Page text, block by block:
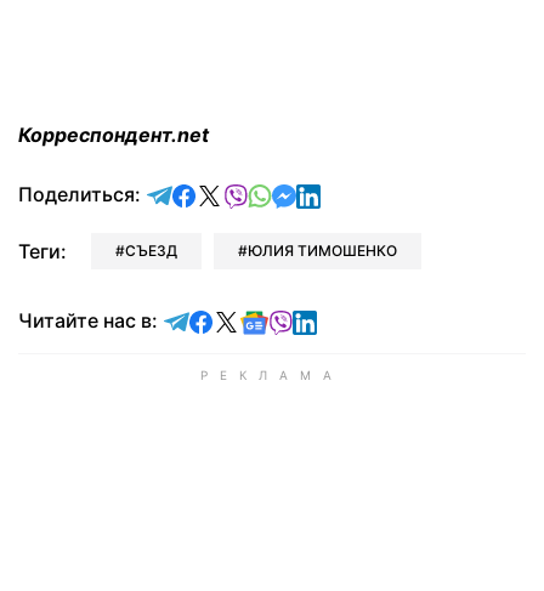
Корреспондент.net
Поделиться: отправить в Telegram
поделиться в Facebook
поделиться в X
отправить в Viber
отправить в Whatsapp
отправить в Messenger
отправить в LinkedIn
Теги: СЪЕЗД ЮЛИЯ ТИМОШЕНКО
Читайте нас в: Читайте в Telegram
Читайте в Facebook
Читайте в X
Читайте в Google news
Читайте в Viber
Читайте в LinkedIn